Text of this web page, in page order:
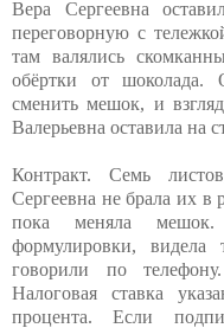
Вера Сергеевна
переговорную с
там валялись
обёртки от шоколада.
сменить мешок, и
Валерьевна оставила на
Контракт. Семь
Сергеевна не брала их в
пока меняла
формулировки,
говорили по
Налоговая ставка
процента. Если